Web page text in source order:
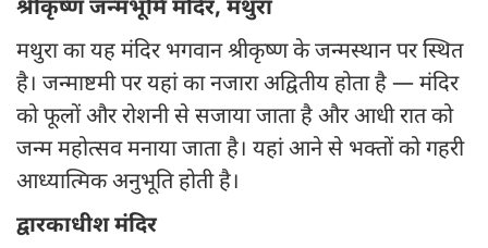
श्रीकृष्ण जन्मभूमि मंदिर, मथुरा
मथुरा का यह मंदिर भगवान श्रीकृष्ण के जन्मस्थान पर स्थित
है। जन्माष्टमी पर यहां का नजारा अद्वितीय होता है — मंदिर
को फूलों और रोशनी से सजाया जाता है और आधी रात को
जन्म महोत्सव मनाया जाता है। यहां आने से भक्तों को गहरी
आध्यात्मिक अनुभूति होती है।
द्वारकाधीश मंदिर